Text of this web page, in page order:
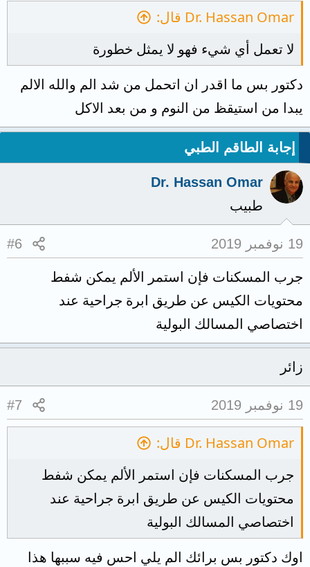
Dr. Hassan Omar قال:
لا تعمل أي شيء فهو لا يمثل خطورة
دكتور بس ما اقدر ان اتحمل من شد الم والله الالم
يبدا من استيقظ من النوم و من بعد الاكل
إجابة الطاقم الطبي
Dr. Hassan Omar
طبيب
19 نوفمبر 2019 #6
جرب المسكنات فإن استمر الألم يمكن شفط
محتويات الكيس عن طريق ابرة جراحية عند
اختصاصي المسالك البولية
زائر
19 نوفمبر 2019 #7
Dr. Hassan Omar قال:
جرب المسكنات فإن استمر الألم يمكن شفط
محتويات الكيس عن طريق ابرة جراحية عند
اختصاصي المسالك البولية
اوك دكتور بس برائك الم يلي احس فيه سببها هذا